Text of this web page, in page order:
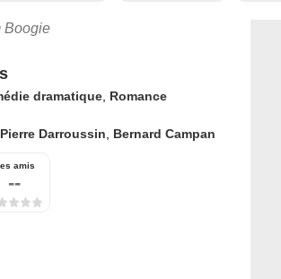
Boogie
dramatique, Romance
Darroussin Bernard Campan
amis
--